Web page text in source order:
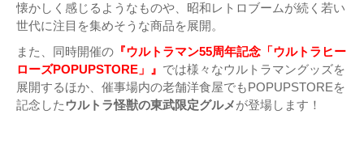
懐かしく感じるようなものや、昭和レトロブームが続く若い
世代に注目を集めそうな商品を展開。
また、同時開催の 『ウルトラマン55周年記念「ウルトラヒー
ローズPOPUPSTORE」』 では様々なウルトラマングッズを
展開するほか、催事場内の老舗洋食屋でもPOPUPSTOREを
記念したウルトラ怪獣の東武限定グルメが登場します！